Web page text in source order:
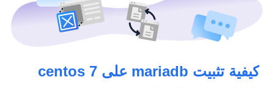
كيفية تثبيت mariadb على centos 7